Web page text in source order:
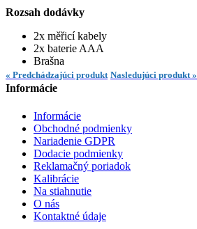
Rozsah dodávky
2x měřicí kabely
2x baterie AAA
Brašna
« Predchádzajúci produkt Nasledujúci produkt »
Informácie
Informácie
Obchodné podmienky
Nariadenie GDPR
Dodacie podmienky
Reklamačný poriadok
Kalibrácie
Na stiahnutie
O nás
Kontaktné údaje